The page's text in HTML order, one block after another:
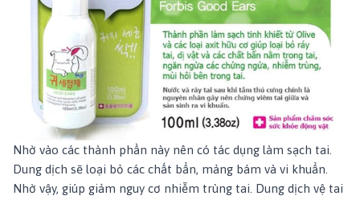
Nhờ vào các thành phần này nên có tác dụng làm sạch tai.
Dung dịch sẽ loại bỏ các chất bẩn, mảng bám và vi khuẩn.
Nhờ vậy, giúp giảm nguy cơ nhiễm trùng tai. Dung dịch vệ tai